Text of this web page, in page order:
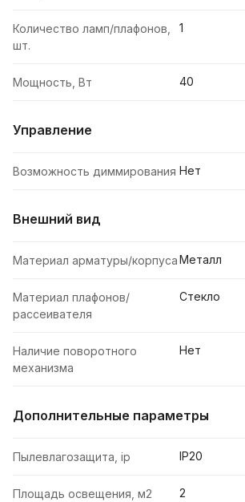
Количество ламп/плафонов,
шт.
1
Мощность, Вт 40
Управление
Возможность диммирования Нет
Внешний вид
Материал арматуры/корпусаМеталл
Материал плафонов/
рассеивателя
Стекло
Наличие поворотного
механизма
Нет
Дополнительные параметры
Пылевлагозащита, ip IP20
Площадь освещения, м2 2